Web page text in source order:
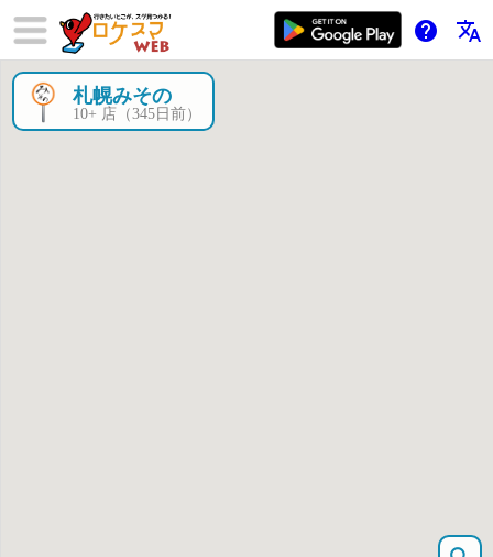
help translate
札幌みその
10+ 店（345日前）